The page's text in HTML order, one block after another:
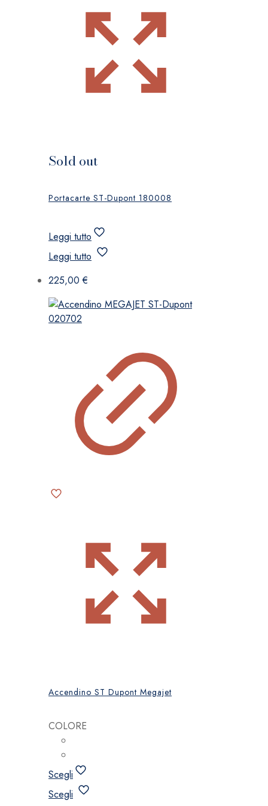
Sold out
Portacarte ST-Dupont 180008
Leggi tutto
Leggi tutto
225,00€
Accendino ST Dupont Megajet
COLORE
Scegli
Scegli Questo